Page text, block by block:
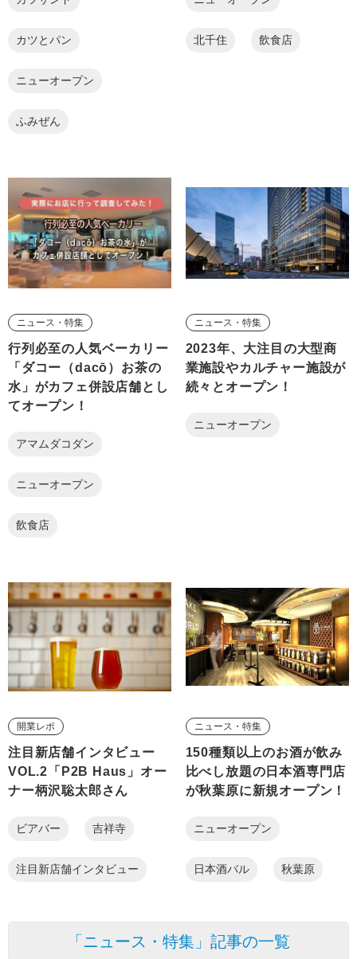
カツとパン
ニューオープン
ふみぜん
北千住 飲食店
ニュース・特集
行列必至の人気ベーカリー
「ダコー（dacō）お茶の
水」がカフェ併設店舗とし
てオープン！
アマムダコダン
ニューオープン
飲食店
ニュース・特集
2023年、大注目の大型商
業施設やカルチャー施設が
続々とオープン！
ニューオープン
開業レポ
注目新店舗インタビュー
VOL.2「P2B Haus」オー
ナー柄沢聡太郎さん
ビアバー 吉祥寺
注目新店舗インタビュー
ニュース・特集
150種類以上のお酒が飲み
比べし放題の日本酒専門店
が秋葉原に新規オープン！
ニューオープン
日本酒バル 秋葉原
「ニュース・特集」記事の一覧